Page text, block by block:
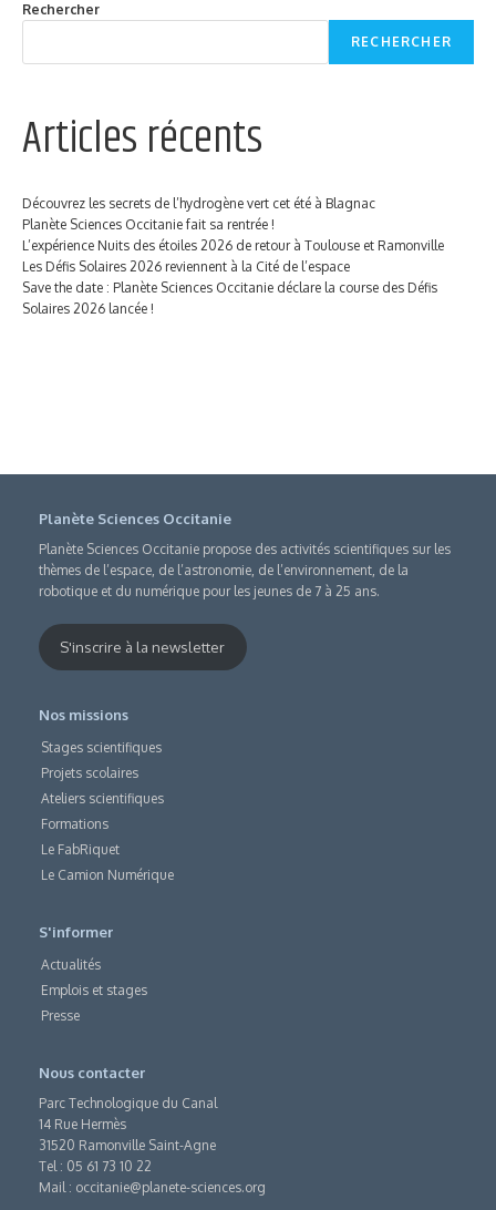
Rechercher
RECHERCHER
Articles récents
Découvrez les secrets de l’hydrogène vert cet été à Blagnac
Planète Sciences Occitanie fait sa rentrée !
L’expérience Nuits des étoiles 2026 de retour à Toulouse et Ramonville
Les Défis Solaires 2026 reviennent à la Cité de l’espace
Save the date : Planète Sciences Occitanie déclare la course des Défis
Solaires 2026 lancée !
Planète Sciences Occitanie
Planète Sciences Occitanie propose des activités scientifiques sur les
thèmes de l’espace, de l’astronomie, de l’environnement, de la
robotique et du numérique pour les jeunes de 7 à 25 ans.
S'inscrire à la newsletter
Nos missions
Stages scientifiques
Projets scolaires
Ateliers scientifiques
Formations
Le FabRiquet
Le Camion Numérique
S'informer
Actualités
Emplois et stages
Presse
Nous contacter
Parc Technologique du Canal
14 Rue Hermès
31520 Ramonville Saint-Agne
Tel : 05 61 73 10 22
Mail : occitanie@planete-sciences.org